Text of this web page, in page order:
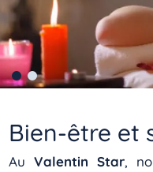
Bien-être et
Au Valentin Star,